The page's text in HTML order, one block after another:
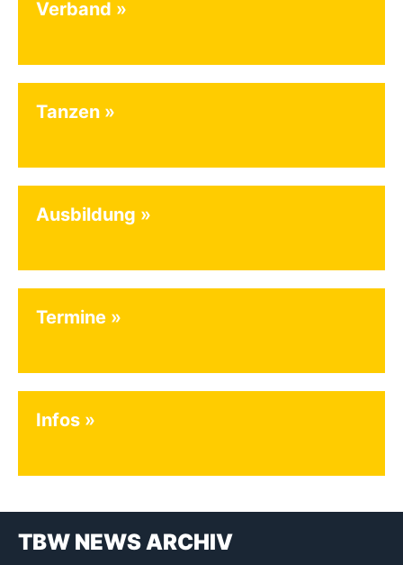
Verband
Tanzen
Ausbildung
Termine
Infos
TBW NEWS ARCHIV